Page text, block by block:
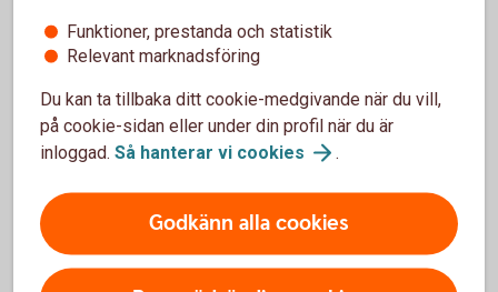
Sparbanken Skaraborg, Arvskifte
Box 163
Har du juridiska frågor om
bouppteckning och arvskifte?
Ta hjälp med bouppteckning, dödsboförvaltning och
arvskifte via vår samarbetspartner Familjens Jurist.
Gör digital bouppteckning(bouppteckna.se)
Funktioner, prestanda och statistik
Relevant marknadsföring
Du kan ta tillbaka ditt cookie-medgivande när du vill,
på cookie-sidan eller under din profil när du är
inloggad. Så hanterar vi cookies .
Godkänn alla cookies